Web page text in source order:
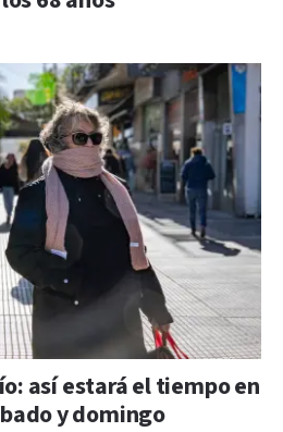
así estará el tiempo en
y domingo